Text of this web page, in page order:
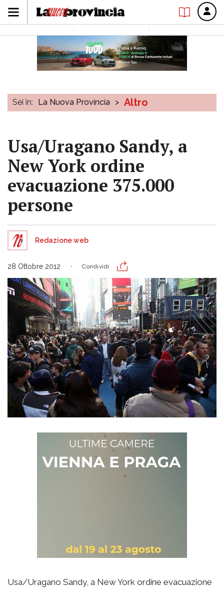
Sei in: La Nuova Provincia > Altro
Usa/Uragano Sandy, a
New York ordine
evacuazione 375.000
persone
Redazione web
28 Ottobre 2012 Condividi
Usa/Uragano Sandy, a New York ordine evacuazione